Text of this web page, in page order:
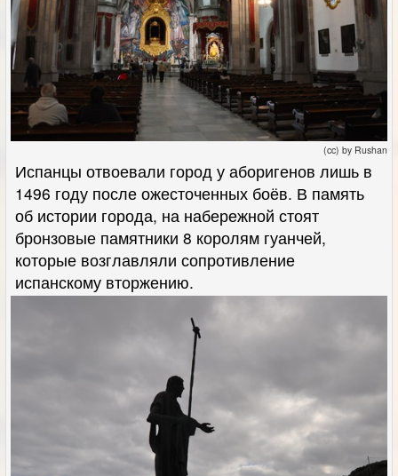
(cc) by Rushan
Испанцы отвоевали город у аборигенов лишь в
1496 году после ожесточенных боёв. В память
об истории города, на набережной стоят
бронзовые памятники 8 королям гуанчей,
которые возглавляли сопротивление
испанскому вторжению.